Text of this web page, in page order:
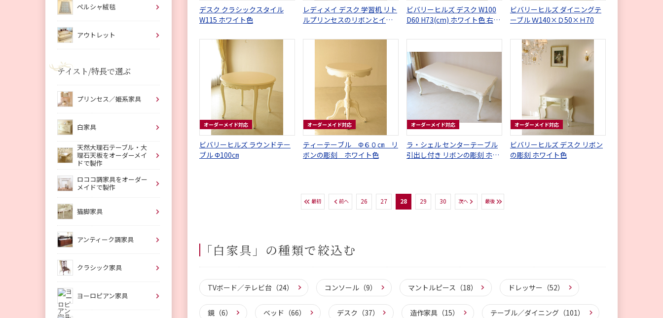
デスク クラシックスタイル
W115 ホワイト色
レディメイ デスク 学習机 リト
ルプリンセスのリボンとイニ
ビバリーヒルズ デスク W100
D60 H73(cm) ホワイト色 右側
ビバリーヒルズ ダイニングテ
ーブル Ｗ140×Ｄ50×Ｈ70
オーダーメイド対応
ビバリーヒルズ ラウンドテー
ブル Φ100㎝
オーダーメイド対応
ティーテーブル Φ６０㎝ リ
ボンの彫刻 ホワイト色
オーダーメイド対応
ラ・シェル センターテーブル
引出し付き リボンの彫刻 ホワ
オーダーメイド対応
ビバリーヒルズ デスク リボン
の彫刻 ホワイト色
最初 前へ 26 27 28 29 30 次へ 最後
「白家具」の種類で絞込む
TVボード／テレビ台（24） コンソール（9） マントルピース（18） ドレッサー（52）
鏡（6） ベッド（66） デスク（37） 造作家具（15） テーブル／ダイニング（101）
ペルシャ絨毯
アウトレット
テイスト/特長で選ぶ
プリンセス／姫系家具
白家具
天然大理石テーブル・大
理石天板をオーダーメイ
ドで製作
ロココ調家具をオーダー
メイドで製作
猫脚家具
アンティーク調家具
クラシック家具
ヨーロピアン家具